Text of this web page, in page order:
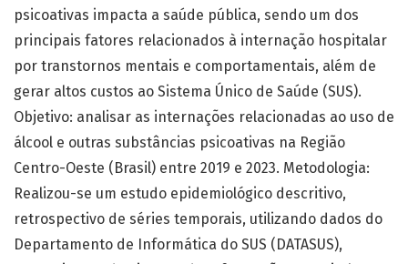
psicoativas impacta a saúde pública, sendo um dos
principais fatores relacionados à internação hospitalar
por transtornos mentais e comportamentais, além de
gerar altos custos ao Sistema Único de Saúde (SUS).
Objetivo: analisar as internações relacionadas ao uso de
álcool e outras substâncias psicoativas na Região
Centro-Oeste (Brasil) entre 2019 e 2023. Metodologia:
Realizou-se um estudo epidemiológico descritivo,
retrospectivo de séries temporais, utilizando dados do
Departamento de Informática do SUS (DATASUS),